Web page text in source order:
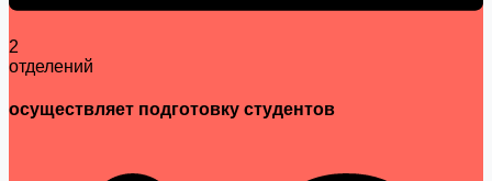
2
отделений
осуществляет подготовку студентов